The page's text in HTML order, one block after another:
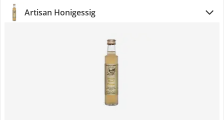
Artisan Honigessig